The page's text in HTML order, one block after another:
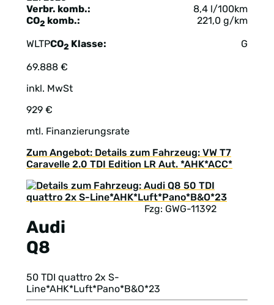
Verbr. komb.:
8,4 l/100km
CO2 komb.: 221,0 g/km
WLTPCO2 Klasse: G
69.888 €
inkl. MwSt
929 €
mtl. Finanzierungsrate
Zum Angebot: Details zum Fahrzeug: VW T7
Caravelle 2.0 TDI Edition LR Aut. *AHK*ACC*
Audi
Q8
Fzg: GWG-11392
50 TDI quattro 2x S-
Line*AHK*Luft*Pano*B&O*23